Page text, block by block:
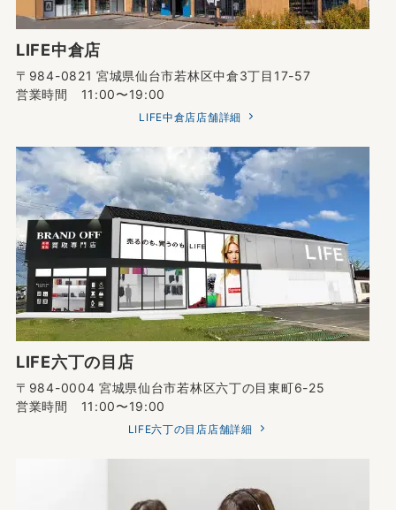
LIFE中倉店
〒984-0821 宮城県仙台市若林区中倉3丁目17-57
営業時間 11:00〜19:00
LIFE中倉店店舗詳細
LIFE六丁の目店
〒984-0004 宮城県仙台市若林区六丁の目東町6-25
営業時間 11:00〜19:00
LIFE六丁の目店店舗詳細